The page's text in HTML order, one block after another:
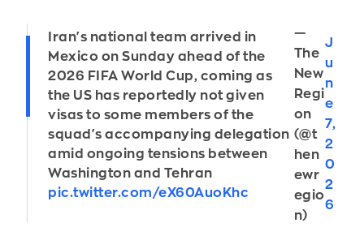
Iran's national team arrived in
Mexico on Sunday ahead of the
2026 FIFA World Cup, coming as
the US has reportedly not given
visas to some members of the
squad's accompanying delegation
amid ongoing tensions between
Washington and Tehran
pic.twitter.com/eX60AuoKhc
—
The
New
Regi
on
(@t
hen
ewr
egio
n)
J
u
n
e
7,
2
0
2
6